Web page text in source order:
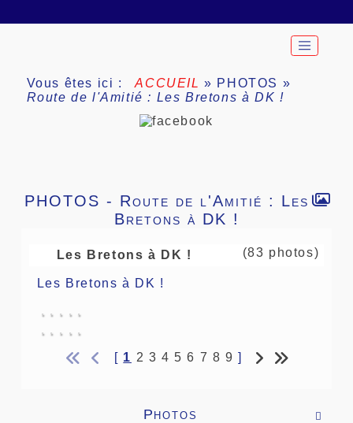
Vous êtes ici : ACCUEIL» PHOTOS »
Route de l'Amitié : Les Bretons à DK !
PHOTOS - Route de l'Amitié : Les
Bretons à DK !
Les Bretons à DK ! (83 photos)
Les Bretons à DK !
[ 1 2 3 4 5 6 7 8 9 ]

Photos